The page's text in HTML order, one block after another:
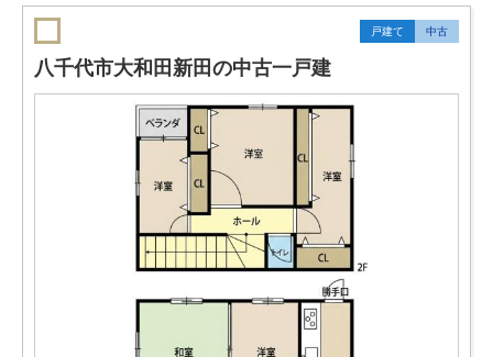
戸建て 中古
八千代市大和田新田の中古一戸建